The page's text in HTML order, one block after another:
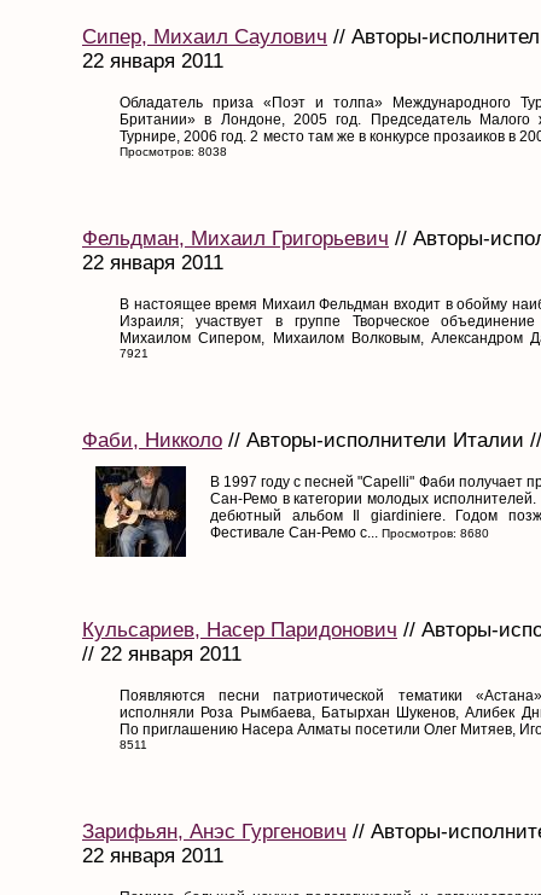
Сипер, Михаил Саулович // Авторы-
22 января 2011
Обладатель приза «Поэт и толпа» Международного
Британии» в Лондоне, 2005 год. Председатель
Турнире, 2006 год. 2 место там же в конкурсе прозаиков в
Просмотров: 8038
Фельдман, Михаил Григорьевич // Авторы-
22 января 2011
В настоящее время Михаил Фельдман входит в обойму
Израиля; участвует в группе Творческое
Михаилом Сипером, Михаилом Волковым, Александром
7921
Фаби, Никколо // Авторы-исполнители Италии
В 1997 году с песней "Capelli" Фаби получает
Сан-Ремо в категории молодых исполнителей.
дебютный альбом Il giardiniere. Годом
Фестивале Сан-Ремо с... Просмотров: 8680
Кульсариев, Насер Паридонович // Авторы-
// 22 января 2011
Появляются песни патриотической тематики
исполняли Роза Рымбаева, Батырхан Шукенов, Алибек
По приглашению Насера Алматы посетили Олег Митяев,
8511
Зарифьян, Анэс Гургенович // Авторы-
22 января 2011